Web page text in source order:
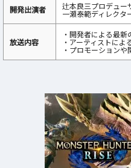
開発出演者 辻本良三プロデュー
一瀬泰範ディレクタ
放送内容
・開発者による最新
・アーティストによ
・プロモーションや